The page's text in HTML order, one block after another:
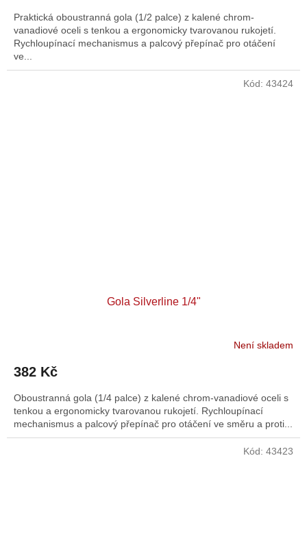
Praktická oboustranná gola (1/2 palce) z kalené chrom-
vanadiové oceli s tenkou a ergonomicky tvarovanou rukojetí.
Rychloupínací mechanismus a palcový přepínač pro otáčení
ve...
Gola Silverline 1/4"
Není skladem
382 Kč
Oboustranná gola (1/4 palce) z kalené chrom-vanadiové oceli s
tenkou a ergonomicky tvarovanou rukojetí. Rychloupínací
mechanismus a palcový přepínač pro otáčení ve směru a proti...
Kód: 43424
Kód: 43423